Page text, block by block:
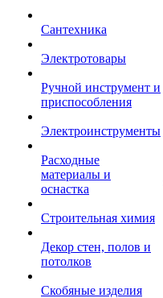
Сантехника
Электротовары
Ручной инструмент и
приспособления
Электроинструменты
Расходные
материалы и
оснастка
Строительная химия
Декор стен, полов и
потолков
Скобяные изделия